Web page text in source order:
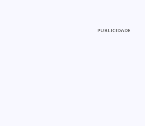
PUBLICIDADE